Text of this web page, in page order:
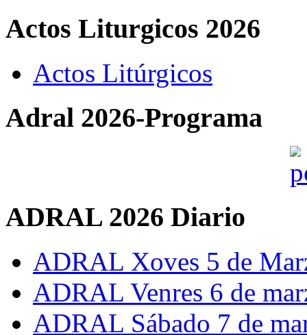
Actos Liturgicos 2026
Actos Litúrgicos
Adral 2026-Programa
ADRAL 2026 Diario
ADRAL Xoves 5 de
ADRAL Venres 6 de
ADRAL Sábado 7 de